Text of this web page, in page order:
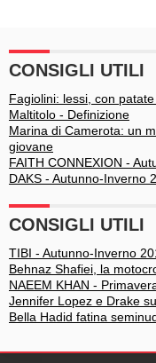
CONSIGLI UTILI
Fagiolini: lessi, con
Maltitolo - Definizione
Marina di Camerota: un
giovane
FAITH CONNEXION -
DAKS - Autunno-Inverno
CONSIGLI UTILI
TIBI - Autunno-Inverno
Behnaz Shafiei, la
NAEEM KHAN -
Jennifer Lopez e Drake
Bella Hadid fatina